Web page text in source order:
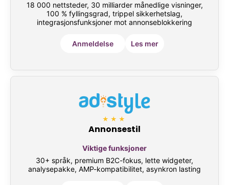
18 000 nettsteder, 30 milliarder månedlige visninger,
100 % fyllingsgrad, trippel sikkerhetslag,
integrasjonsfunksjoner mot annonseblokkering
Anmeldelse Les mer
★★★
Annonsestil
Viktige funksjoner
30+ språk, premium B2C-fokus, lette widgeter,
analysepakke, AMP-kompatibilitet, asynkron lasting